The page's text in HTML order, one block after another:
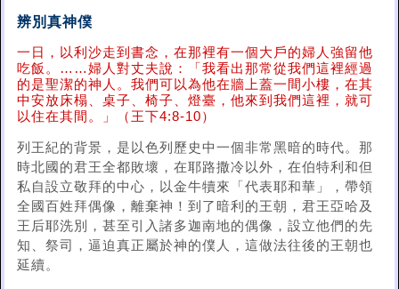
辨別真神僕
一日，以利沙走到書念，在那裡有一個大戶的婦人強留他
吃飯。……婦人對丈夫說：「我看出那常從我們這裡經過
的是聖潔的神人。我們可以為他在牆上蓋一間小樓，在其
中安放床榻、桌子、椅子、燈臺，他來到我們這裡，就可
以住在其間。」（王下4:8-10）
列王紀的背景，是以色列歷史中一個非常黑暗的時代。那
時北國的君王全都敗壞，在耶路撒冷以外，在伯特利和但
私自設立敬拜的中心，以金牛犢來「代表耶和華」，帶領
全國百姓拜偶像，離棄神！到了暗利的王朝，君王亞哈及
王后耶洗別，甚至引入諸多迦南地的偶像，設立他們的先
知、祭司，逼迫真正屬於神的僕人，這做法往後的王朝也
延續。